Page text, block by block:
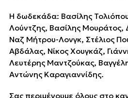
Η δωδεκάδα: Βασίλης
Λούντζης, Βασίλης
Ναζ Μήτρου-Λονγκ, Στέλιος
Αβδάλας, Νίκος Χουγκάζ,
Λευτέρης Μαντζούκας,
Αντώνης Καραγιαννίδης.
Σας περιμένουμε όλους στο